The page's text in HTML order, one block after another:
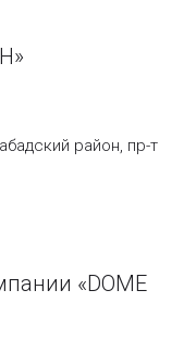
район, пр-т
«DOME